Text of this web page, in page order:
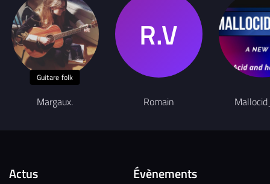
Guitare folk
Margaux. Romain
Actus Évènements